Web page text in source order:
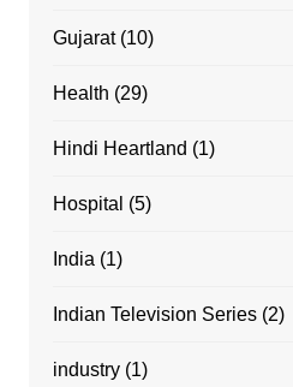
Gujarat(10)
Health (29)
Hindi Heartland (1)
Hospital (5)
India (1)
Indian Television Series (2)
industry (1)